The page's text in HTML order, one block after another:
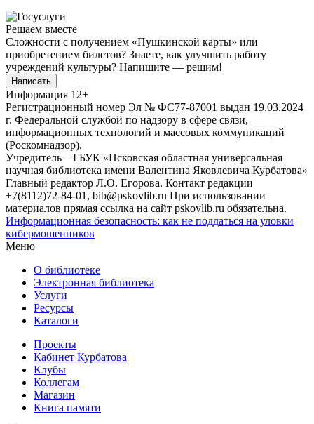
Решаем вместе
Сложности с получением «Пушкинской карты» или
приобретением билетов? Знаете, как улучшить работу
учреждений культуры? Напишите — решим!
Написать
Информация 12+
Регистрационный номер Эл № ФС77-87001 выдан 19.03.2024
г. Федеральной службой по надзору в сфере связи,
информационных технологий и массовых коммуникаций
(Роскомнадзор).
Учредитель – ГБУК «Псковская областная универсальная
научная библиотека имени Валентина Яковлевича Курбатова»
Главный редактор Л.О. Егорова. Контакт редакции
+7(8112)72-84-01, bib@pskovlib.ru При использовании
материалов прямая ссылка на сайт pskovlib.ru обязательна.
Информационная безопасность: как не поддаться на уловки
кибермошенников
Меню
О библиотеке
Электронная библиотека
Услуги
Ресурсы
Каталоги
Проекты
Кабинет Курбатова
Клубы
Коллегам
Магазин
Книга памяти